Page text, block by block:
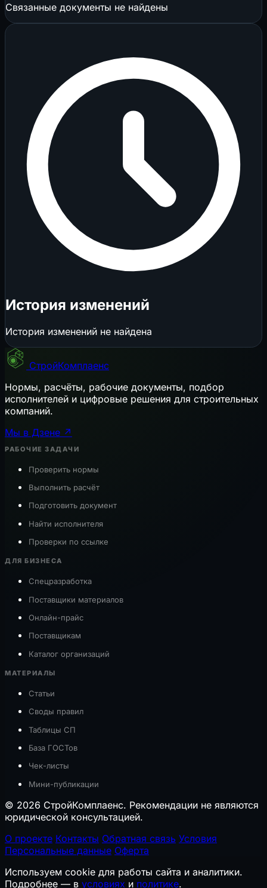
Связанные документы не найдены
История изменений
История изменений не найдена
СтройКомплаенс
Нормы, расчёты, рабочие документы, подбор
исполнителей и цифровые решения для строительных
компаний.
Мы в Дзене ↗
РАБОЧИЕ ЗАДАЧИ
Проверить нормы
Выполнить расчёт
Подготовить документ
Найти исполнителя
Проверки по ссылке
ДЛЯ БИЗНЕСА
Спецразработка
Поставщики материалов
Онлайн-прайс
Поставщикам
Каталог организаций
МАТЕРИАЛЫ
Статьи
Своды правил
Таблицы СП
База ГОСТов
Чек-листы
Мини-публикации
© 2026 СтройКомплаенс. Рекомендации не являются
юридической консультацией.
О проекте Контакты Обратная связь Условия
Персональные данные Оферта
Используем cookie для работы сайта и аналитики.
Подробнее — в условиях и политике.